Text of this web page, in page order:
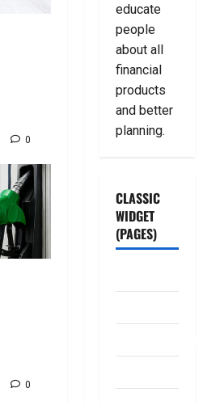
0
0
educate
people
about all
financial
products
and better
planning.
CLASSIC
WIDGET
(PAGES)